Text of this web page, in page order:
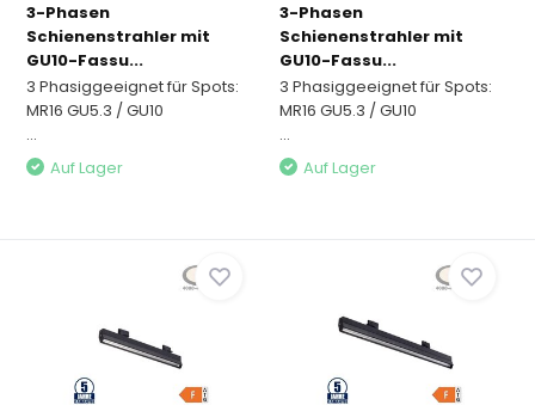
3-Phasen
Schienenstrahler mit
GU10-Fassu...
3 Phasiggeeignet für Spots:
MR16 GU5.3 / GU10
...
Auf Lager
3-Phasen
Schienenstrahler mit
GU10-Fassu...
3 Phasiggeeignet für Spots:
MR16 GU5.3 / GU10
...
Auf Lager